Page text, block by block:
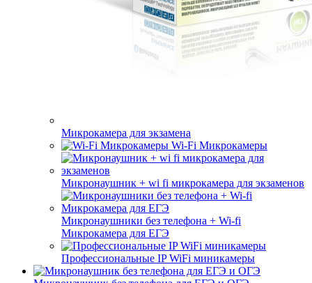
Микрокамера для экзамена
Wi-Fi Микрокамеры
Микронаушник + wi fi микрокамера для экзаменов
Микронаушники без телефона + Wi-fi
Микрокамера для ЕГЭ
Профессиональные IP WiFi миникамеры